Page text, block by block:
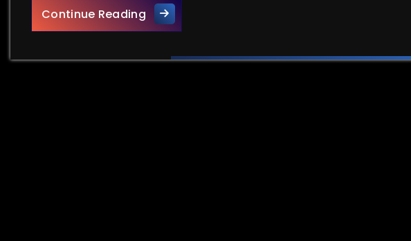
Continue ReadingBeheer je KPN-diensten eenvoudig met MijnKPN